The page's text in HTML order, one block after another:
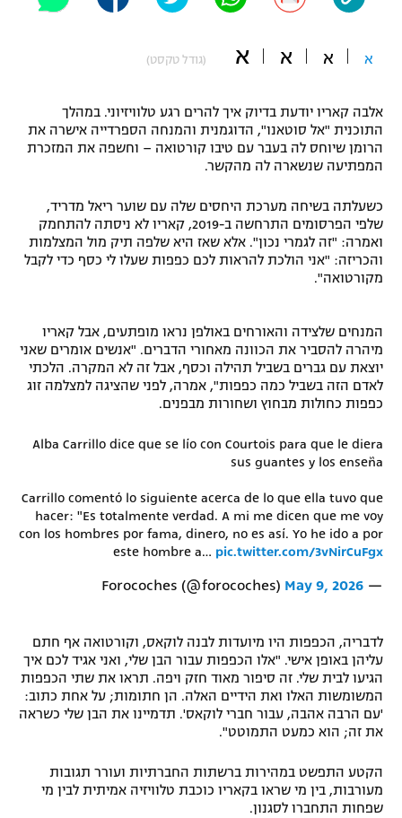
תקנון משתתפים וזוכים בפרסים
תקנון עבור פעילות ספורט 1 – "מרלן"
טניס
גיימינג E-Sports
תנאי שימוש
מדיניות פרטיות
תקנון פעילות ספורט 1
הצטרפות לחבילת הערוצים
לוח דרושים – ג'ובנט
תגיות
כדורמים
פוטבול אמריקאי NFL
בייסבול MLB
ספורט אתגרי ואקסטרים
גיימינג E-Sports
א א א א (גודל טקסט)
אלבה קאריו יודעת בדיוק איך להרים רגע טלוויזיוני. במהלך
התוכנית "אל סוטאנו", הדוגמנית והמנחה הספרדייה אישרה את
הרומן שיוחס לה בעבר עם טיבו קורטואה – וחשפה את המזכרת
המפתיעה שנשארה לה מהקשר.
כשעלתה בשיחה מערכת היחסים שלה עם שוער ריאל מדריד,
שלפי הפרסומים התרחשה ב-2019, קאריו לא ניסתה להתחמק
ואמרה: "זה לגמרי נכון". אלא שאז היא שלפה תיק מול המצלמות
והכריזה: "אני הולכת להראות לכם כפפות שעלו לי כסף כדי לקבל
מקורטואה".
המנחים שלצידה והאורחים באולפן נראו מופתעים, אבל קאריו
מיהרה להסביר את הכוונה מאחורי הדברים. "אנשים אומרים שאני
יוצאת עם גברים בשביל תהילה וכסף, אבל זה לא המקרה. הלכתי
לאדם הזה בשביל כמה כפפות", אמרה, לפני שהציגה למצלמה זוג
כפפות כחולות מבחוץ ושחורות מבפנים.
Alba Carrillo dice que se lío con Courtois para que le diera
sus guantes y los enseña
Carrillo comentó lo siguiente acerca de lo que ella tuvo que
hacer: "Es totalmente verdad. A mi me dicen que me voy
con los hombres por fama, dinero, no es así. Yo he ido a por
este hombre a… pic.twitter.com/3vNirCuFgx
— Forocoches (@forocoches)
May 9, 2026
לדבריה, הכפפות היו מיועדות לבנה לוקאס, וקורטואה אף חתם
עליהן באופן אישי. "אלו הכפפות עבור הבן שלי, ואני אגיד לכם איך
הגיעו לבית שלי. זה סיפור מאוד חזק ויפה. תראו את שתי הכפפות
המשומשות האלו ואת הידיים האלה. הן חתומות; על אחת כתוב:
'עם הרבה אהבה, עבור חברי לוקאס'. תדמיינו את הבן שלי כשראה
את זה; הוא כמעט התמוטט".
הקטע התפשט במהירות ברשתות החברתיות ועורר תגובות
מעורבות, בין מי שראו בקאריו כוכבת טלוויזיה אמיתית לבין מי
שפחות התחברו לסגנון.